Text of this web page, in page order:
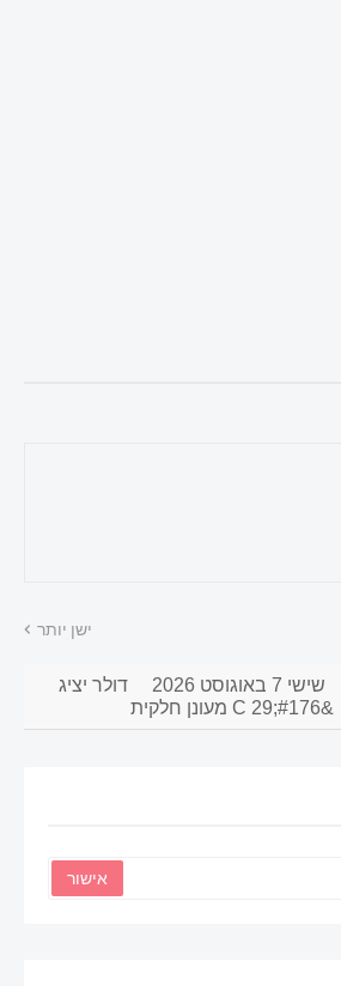
ישן יותר
שישי 7 באוגוסט 2026
דולר יציג
&#176;C 29 מעונן חלקית